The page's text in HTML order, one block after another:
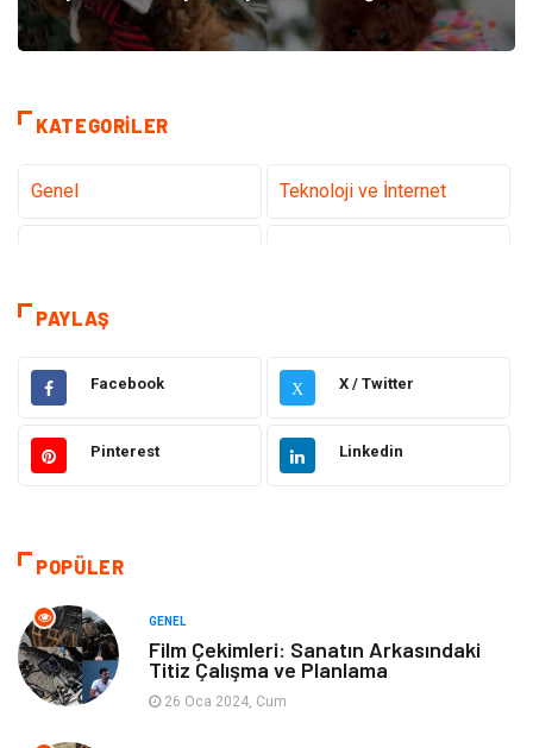
KATEGORILER
Genel Teknoloji ve İnternet
Sağlık
Hukuk Dekorasyon
Elektrik & Elektronik Giyim
Eğitim ve Kariyer
Otomotiv
Makine Alışveriş
PAYLAŞ
Facebook X X / Twitter
Pinterest Linkedin
POPÜLER
GENEL
Film Çekimleri: Sanatın Arkasındaki
Titiz Çalışma ve Planlama
26 Oca 2024, Cum